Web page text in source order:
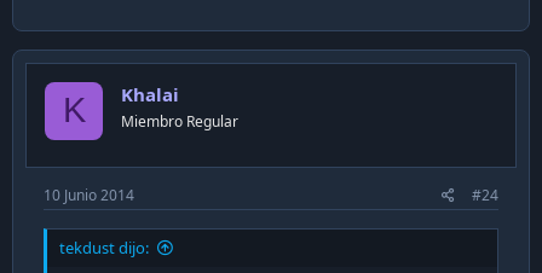
K Khalai
Miembro Regular
10 Junio 2014 #24
tekdust dijo: